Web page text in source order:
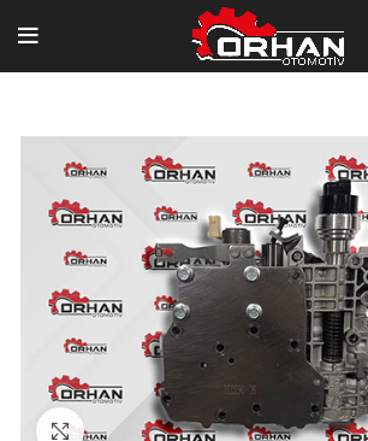
Büyütmek için tıklayın